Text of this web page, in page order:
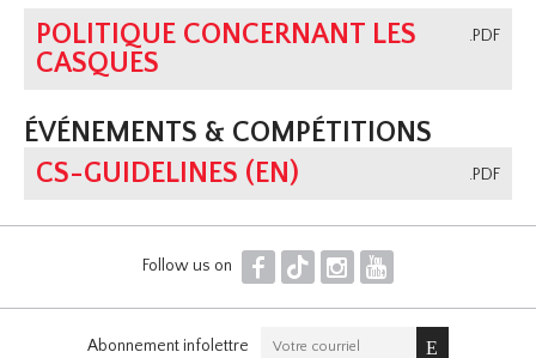
.PDF
POLITIQUE CONCERNANT LES
CASQUES
ÉVÉNEMENTS & COMPÉTITIONS
.PDF
CS-GUIDELINES (EN)
Follow us on F T I Y
Abonnement infolettre